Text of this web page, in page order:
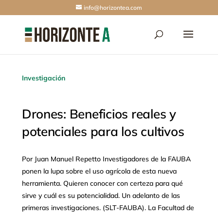
info@horizontea.com
Investigación
Drones: Beneficios reales y
potenciales para los cultivos
Por Juan Manuel Repetto Investigadores de la FAUBA
ponen la lupa sobre el uso agrícola de esta nueva
herramienta. Quieren conocer con certeza para qué
sirve y cuál es su potencialidad. Un adelanto de las
primeras investigaciones. (SLT-FAUBA). La Facultad de